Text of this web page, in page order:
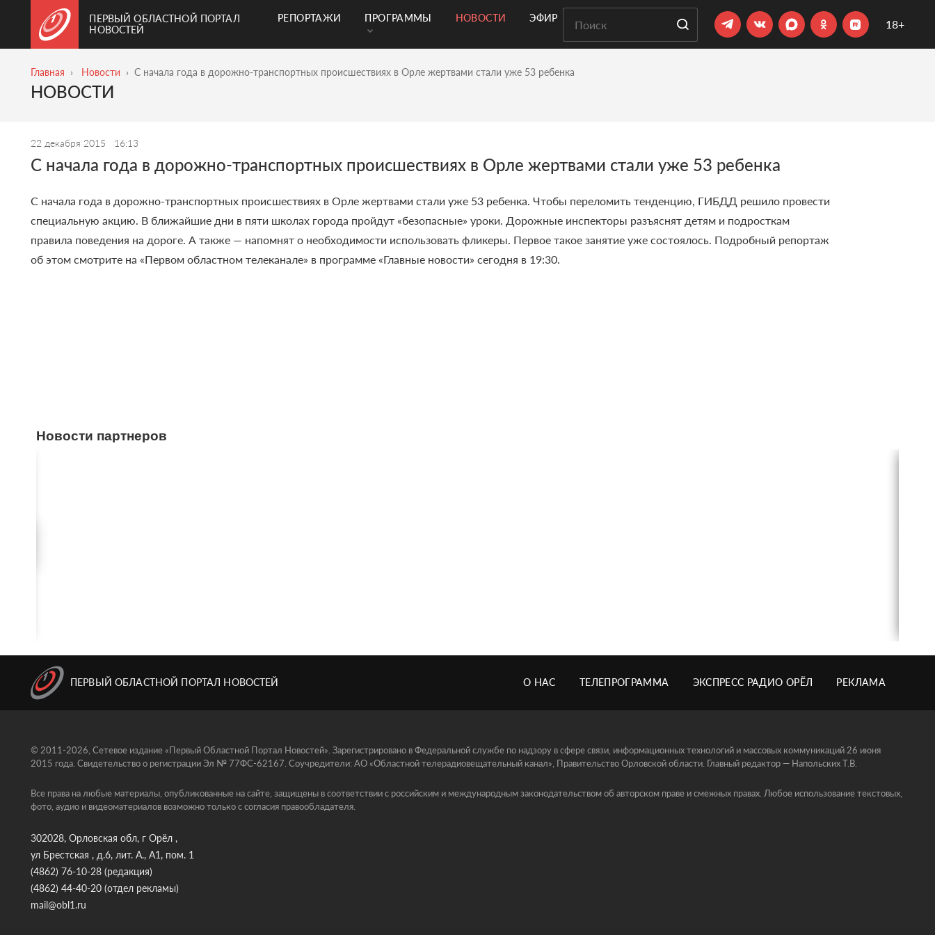
ПЕРВЫЙ ОБЛАСТНОЙ ПОРТАЛ
НОВОСТЕЙ
РЕПОРТАЖИ ПРОГРАММЫ НОВОСТИ ЭФИР 18+
Главная Новости С начала года в дорожно-транспортных происшествиях в Орле жертвами стали уже 53 ребенка
НОВОСТИ
22 декабря 2015 16:13
С начала года в дорожно-транспортных происшествиях в Орле жертвами стали уже 53 ребенка
С начала года в дорожно-транспортных происшествиях в Орле жертвами стали уже 53 ребенка. Чтобы переломить тенденцию, ГИБДД решило провести
специальную акцию. В ближайшие дни в пяти школах города пройдут «безопасные» уроки. Дорожные инспекторы разъяснят детям и подросткам
правила поведения на дороге. А также — напомнят о необходимости использовать фликеры. Первое такое занятие уже состоялось. Подробный репортаж
об этом смотрите на «Первом областном телеканале» в программе «Главные новости» сегодня в 19:30.
Новости партнеров
ПЕРВЫЙ ОБЛАСТНОЙ ПОРТАЛ НОВОСТЕЙ О НАС ТЕЛЕПРОГРАММА ЭКСПРЕСС РАДИО ОРЁЛ РЕКЛАМА
© 2011-2026, Сетевое издание «Первый Областной Портал Новостей». Зарегистрировано в Федеральной службе по надзору в сфере связи, информационных технологий и массовых коммуникаций 26 июня
2015 года. Свидетельство о регистрации Эл № 77ФС-62167. Соучредители: АО «Областной телерадиовещательный канал», Правительство Орловской области. Главный редактор — Напольских Т.В.
Все права на любые материалы, опубликованные на сайте, защищены в соответствии с российским и международным законодательством об авторском праве и смежных правах. Любое использование текстовых,
фото, аудио и видеоматериалов возможно только с согласия правообладателя.
302028, Орловская обл, г Орёл ,
ул Брестская , д.6, лит. А., А1, пом. 1
(4862) 76-10-28 (редакция)
(4862) 44-40-20 (отдел рекламы)
mail@obl1.ru